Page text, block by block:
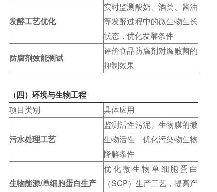
发酵工艺优化
实时监测酸奶、酒类、酱油
等发酵过程中的微生物生长
状态，优化发酵条件
防腐剂效能测试
评价食品防腐剂对腐败菌的
抑制效果
（四）环境与生物工程
项目类别
具体应用
污水处理工艺
监测活性污泥、生物膜的微
生物活性，优化污染物生物
降解条件
生物能源/单细胞蛋白生产
优化微生物单细胞蛋白
（SCP）生产工艺，提高产